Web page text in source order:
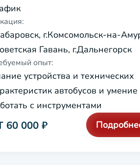
г.Комсомольск-на-
Гавань, г.Дальнегорск
опыт:
устройства и технических
автобусов и умение
с инструментами
60 000 ₽